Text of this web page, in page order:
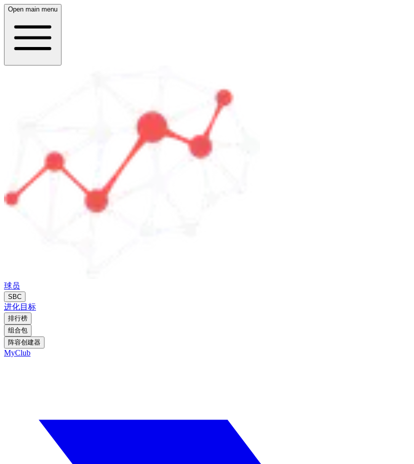
Open main menu
球员
SBC
进化目标
排行榜
组合包
阵容创建器
MyClub